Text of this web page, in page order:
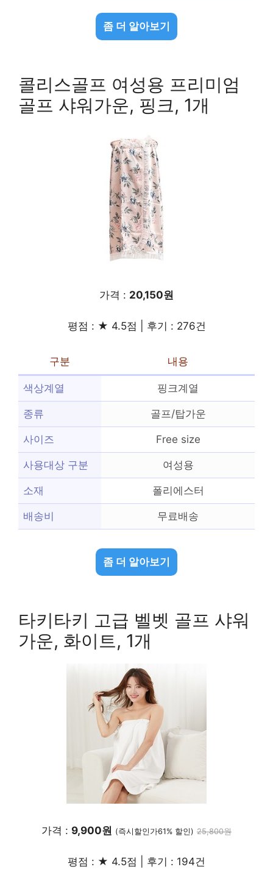
좀 더 알아보기
콜리스골프 여성용 프리미엄
골프 샤워가운, 핑크, 1개
가격 : 20,150원
평점 : ★ 4.5점 | 후기 : 276건
구분 내용
색상계열 핑크계열
종류 골프/탑가운
사이즈 Free size
사용대상 구분 여성용
소재 폴리에스터
배송비 무료배송
좀 더 알아보기
타키타키 고급 벨벳 골프 샤워
가운, 화이트, 1개
가격 : 9,900원 (즉시할인가61% 할인) 25,800원
평점 : ★ 4.5점 | 후기 : 194건